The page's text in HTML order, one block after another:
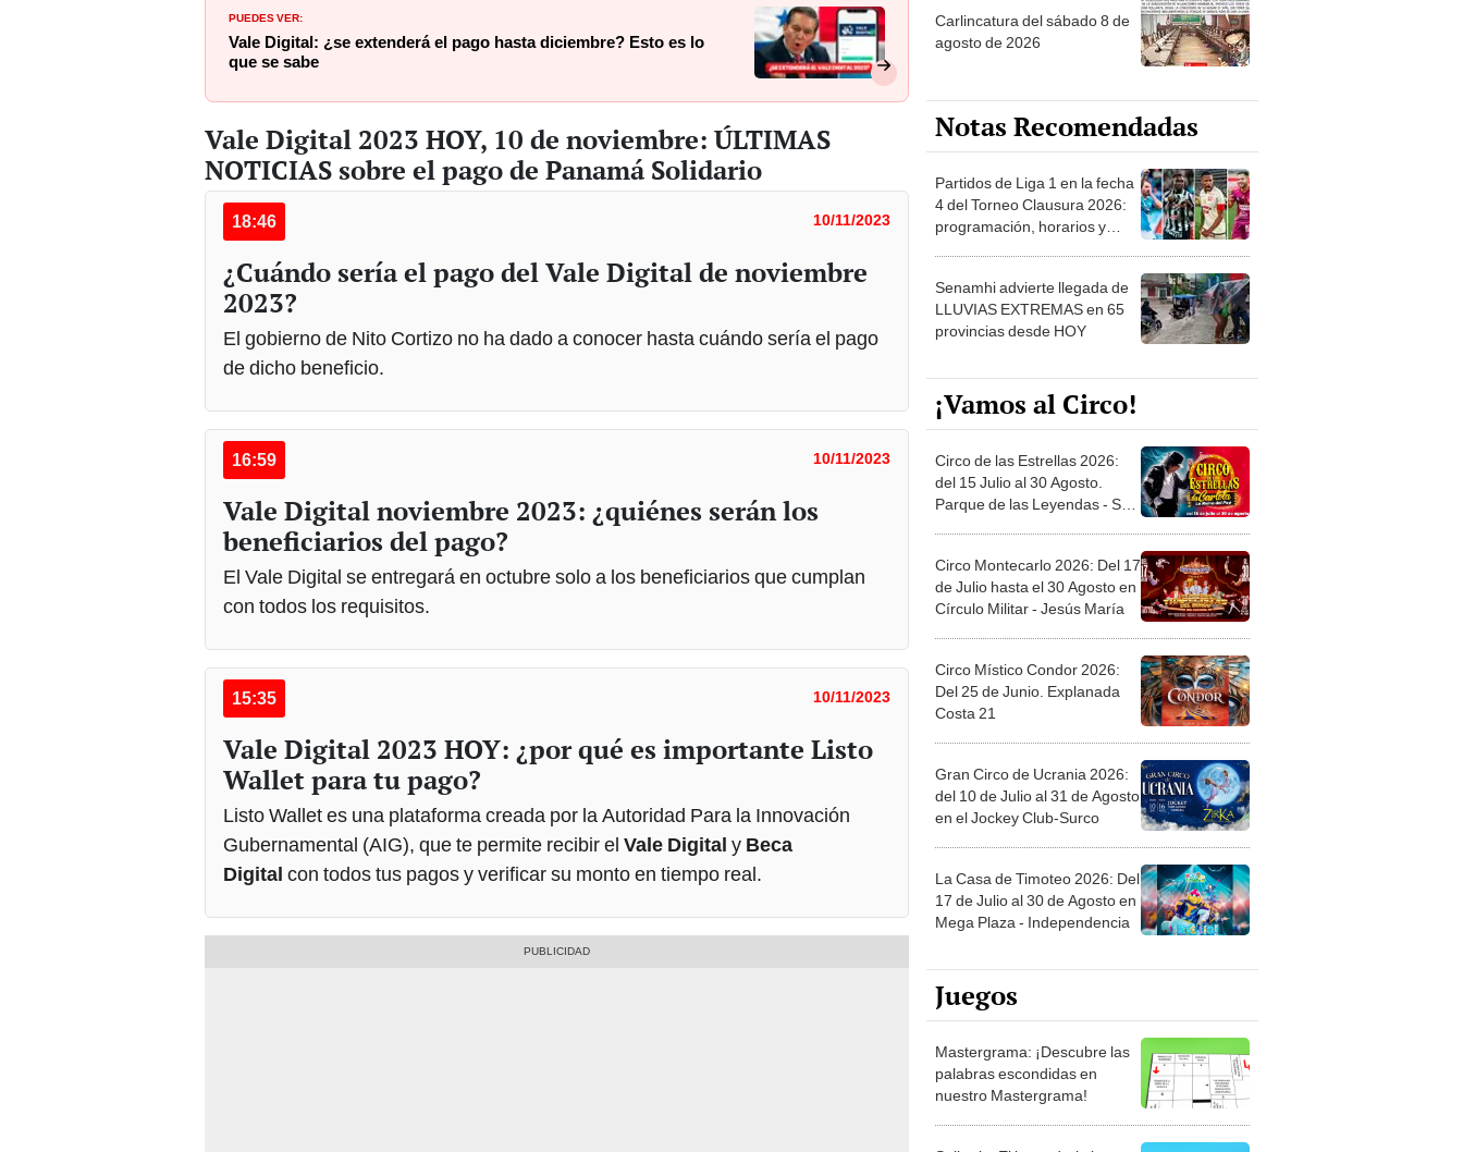
Vale Digital: ¿se extenderá el pago hasta diciembre? Esto es lo
que se sabe
Vale Digital 2023 HOY, 10 de noviembre: ÚLTIMAS
NOTICIAS sobre el pago de Panamá Solidario
18:46 10/11/2023
¿Cuándo sería el pago del Vale Digital de noviembre
2023?
El gobierno de Nito Cortizo no ha dado a conocer hasta cuándo sería el pago
de dicho beneficio.
16:59 10/11/2023
Vale Digital noviembre 2023: ¿quiénes serán los
beneficiarios del pago?
El Vale Digital se entregará en octubre solo a los beneficiarios que cumplan
con todos los requisitos.
15:35 10/11/2023
Vale Digital 2023 HOY: ¿por qué es importante Listo
Wallet para tu pago?
Listo Wallet es una plataforma creada por la Autoridad Para la Innovación
Gubernamental (AIG), que te permite recibir elVale DigitalyBeca
Digitalcon todos tus pagos y verificar su monto en tiempo real.
agosto de 2026
Notas Recomendadas
Partidos de Liga 1 en la fecha
4 del Torneo Clausura 2026:
programación, horarios y
dónde ver
Senamhi advierte llegada de
LLUVIAS EXTREMAS en 65
provincias desde HOY
¡Vamos al Circo!
Circo de las Estrellas 2026:
del 15 Julio al 30 Agosto.
Parque de las Leyendas - San
Miguel
Circo Montecarlo 2026: Del 17
de Julio hasta el 30 Agosto en
Círculo Militar - Jesús María
Circo Místico Condor 2026:
Del 25 de Junio. Explanada
Costa 21
Gran Circo de Ucrania 2026:
del 10 de Julio al 31 de Agosto
en el Jockey Club-Surco
La Casa de Timoteo 2026: Del
17 de Julio al 30 de Agosto en
Mega Plaza - Independencia
Juegos
Mastergrama: ¡Descubre las
palabras escondidas en
nuestro Mastergrama!
Solitario: El legendario juego